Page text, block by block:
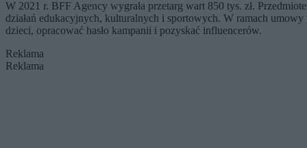
W 2021 r. BFF Agency wygrała przetarg wart 850 tys. zł.
działań edukacyjnych, kulturalnych i sportowych. W ramach
dzieci, opracować hasło kampanii i pozyskać influencerów.
Reklama
Reklama